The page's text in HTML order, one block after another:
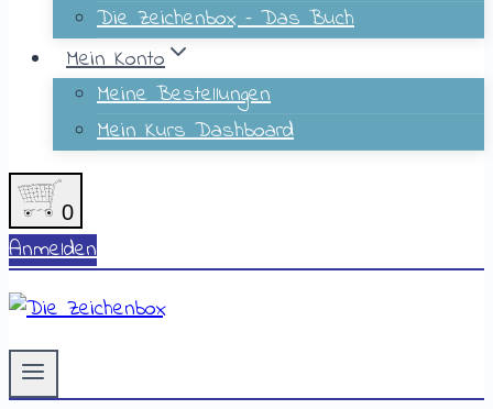
Die Zeichenbox – Das Buch
Mein Konto
Meine Bestellungen
Mein Kurs Dashboard
0
Anmelden